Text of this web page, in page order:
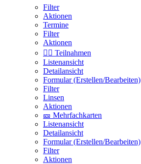
Filter
Aktionen
Termine
Filter
Aktionen
🙋‍♂️ Teilnahmen
Listenansicht
Detailansicht
Formular (Erstellen/Bearbeiten)
Filter
Linsen
Aktionen
🎫 Mehrfachkarten
Listenansicht
Detailansicht
Formular (Erstellen/Bearbeiten)
Filter
Aktionen